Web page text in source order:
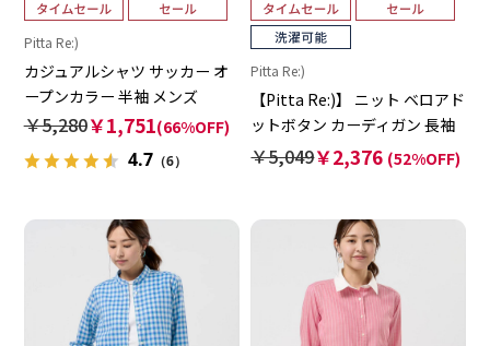
Pitta Re:)
カジュアルシャツ サッカー オ
ープンカラー 半袖 メンズ
￥5,280￥1,751(66%OFF)
4.7（6）
Pitta Re:)
【Pitta Re:)】 ニット ベロアド
ットボタン カーディガン 長袖
レディース
￥5,049￥2,376 (52%OFF)